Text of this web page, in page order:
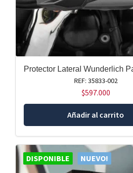
Protector Lateral Wunderlich
REF: 35833-002
$597.000
Añadir al carrito
DISPONIBLE NUEVO!